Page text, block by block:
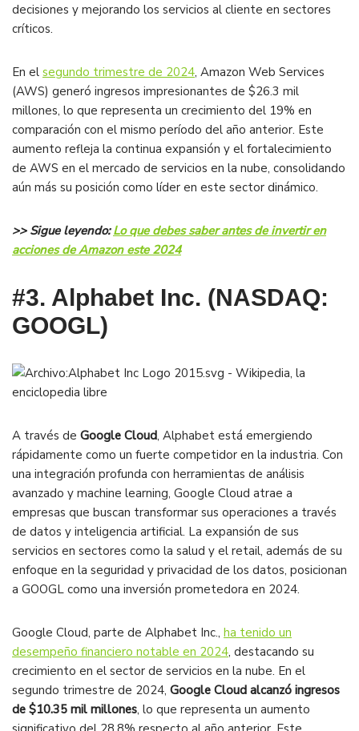
decisiones y mejorando los servicios al cliente en sectores
críticos​.
En el segundo trimestre de 2024, Amazon Web Services
(AWS) generó ingresos impresionantes de $26.3 mil
millones, lo que representa un crecimiento del 19% en
comparación con el mismo período del año anterior. Este
aumento refleja la continua expansión y el fortalecimiento
de AWS en el mercado de servicios en la nube, consolidando
aún más su posición como líder en este sector dinámico​.
>> Sigue leyendo:Lo que debes saber antes de invertir en
acciones de Amazon este 2024
#3. Alphabet Inc. (NASDAQ:
GOOGL)
A través de Google Cloud, Alphabet está emergiendo
rápidamente como un fuerte competidor en la industria. Con
una integración profunda con herramientas de análisis
avanzado y machine learning, Google Cloud atrae a
empresas que buscan transformar sus operaciones a través
de datos y inteligencia artificial. La expansión de sus
servicios en sectores como la salud y el retail, además de su
enfoque en la seguridad y privacidad de los datos, posicionan
a GOOGL como una inversión prometedora en 2024.
Google Cloud, parte de Alphabet Inc., ha tenido un
desempeño financiero notable en 2024, destacando su
crecimiento en el sector de servicios en la nube. En el
segundo trimestre de 2024, Google Cloud alcanzó ingresos
de $10.35 mil millones, lo que representa un aumento